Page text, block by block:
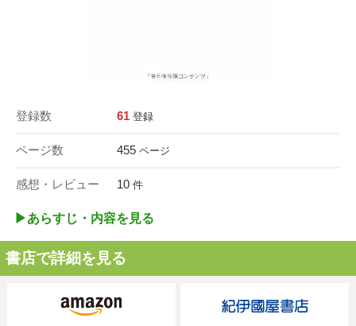
登録数 61 登録
ページ数 455 ページ
感想・レビュー 10 件
▶︎あらすじ・内容を見る
書店で詳細を見る